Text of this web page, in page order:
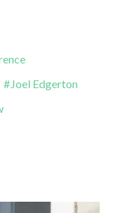
Joel Edgerton